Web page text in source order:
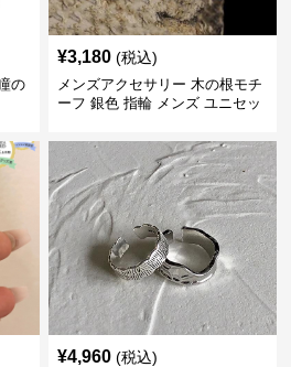
の
¥3,180 (税込)
メンズアクセサリー 木の根モチ
ーフ 銀色 指輪 メンズ ユニセッ
¥4,960 (税込)